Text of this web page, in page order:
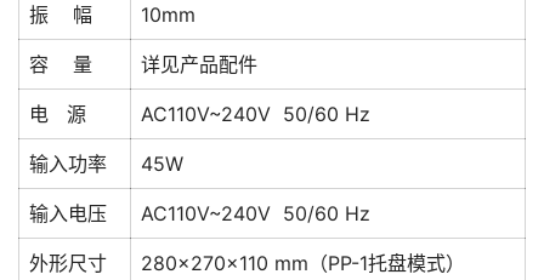
振 幅 10mm
容 量 详见产品配件
电 源 AC110V~240V 50/60 Hz
输入功率 45W
输入电压 AC110V~240V 50/60 Hz
外形尺寸 280×270×110 mm（PP-1托盘模式）